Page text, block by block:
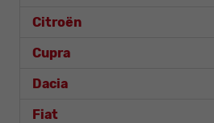
Citroën
Cupra
Dacia
Fiat